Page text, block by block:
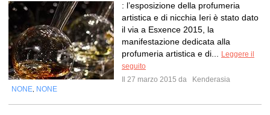
: l’esposizione della profumeria
artistica e di nicchia Ieri è stato dato
il via a Esxence 2015, la
manifestazione dedicata alla
profumeria artistica e di...
Leggere il
seguito
Il 27 marzo 2015 da
Kenderasia
NONE NONE